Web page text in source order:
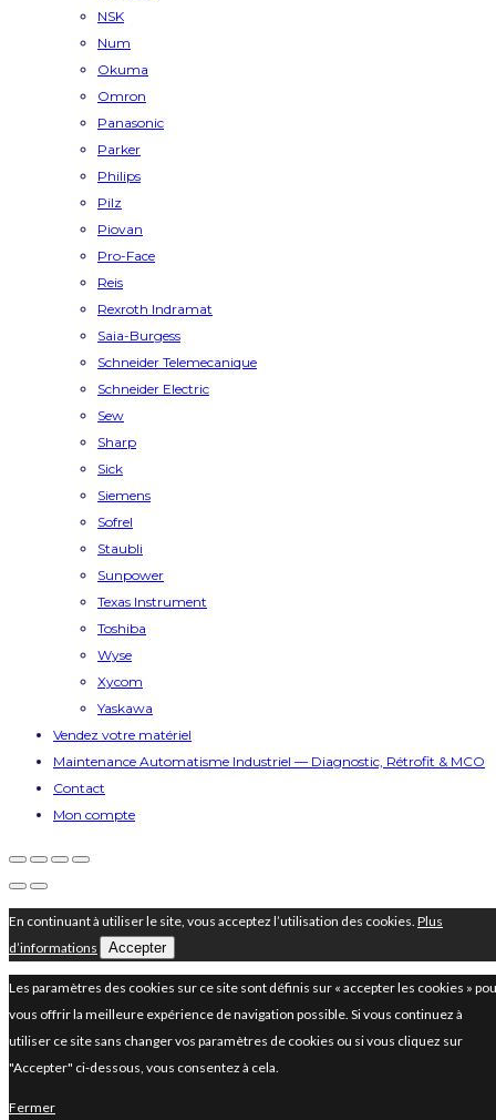
NSK
Num
Okuma
Omron
Panasonic
Parker
Philips
Pilz
Piovan
Pro-Face
Reis
Rexroth Indramat
Saia-Burgess
Schneider Telemecanique
Schneider Electric
Sew
Sharp
Sick
Siemens
Sofrel
Staubli
Sunpower
Texas Instrument
Toshiba
Wyse
Xycom
Yaskawa
Vendez votre matériel
Maintenance Automatisme Industriel — Diagnostic, Rétrofit & MCO
Contact
Mon compte
En continuant à utiliser le site, vous acceptez l’utilisation des cookies. Plus
d’informations
Accepter
Les paramètres des cookies sur ce site sont définis sur « accepter les cookies »
vous offrir la meilleure expérience de navigation possible. Si vous continuez à
utiliser ce site sans changer vos paramètres de cookies ou si vous cliquez sur
"Accepter" ci-dessous, vous consentez à cela.
Fermer